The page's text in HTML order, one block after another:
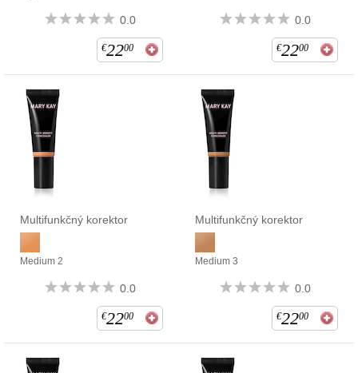
0.0
€2200
0.0
€2200
Multifunkčný korektor
Medium 2
0.0
€2200
Multifunkčný korektor
Medium 3
0.0
€2200